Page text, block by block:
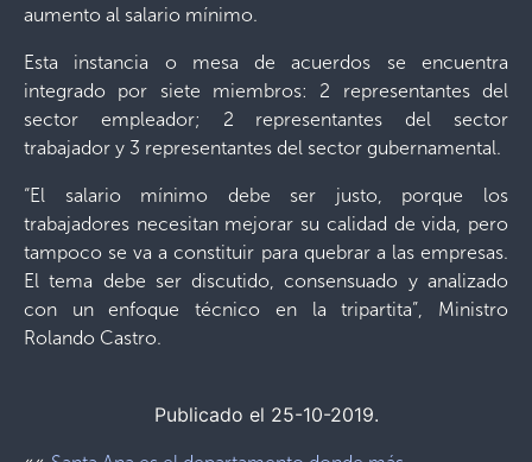
aumento al salario mínimo.
Esta instancia o mesa de acuerdos se encuentra
integrado por siete miembros: 2 representantes del
sector empleador; 2 representantes del sector
trabajador y 3 representantes del sector gubernamental.
“El salario mínimo debe ser justo, porque los
trabajadores necesitan mejorar su calidad de vida, pero
tampoco se va a constituir para quebrar a las empresas.
El tema debe ser discutido, consensuado y analizado
con un enfoque técnico en la tripartita”, Ministro
Rolando Castro.
Publicado el 25-10-2019.